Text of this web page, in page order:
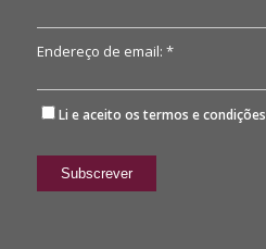
Endereço de email: *
Li e aceito os termos e condições